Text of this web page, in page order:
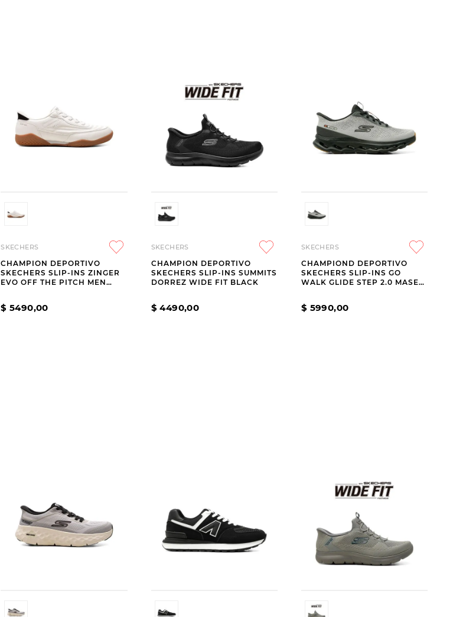
SKECHERS
CHAMPION DEPORTIVO
SKECHERS SLIP-INS ZINGER
EVO OFF THE PITCH MEN
$ 5490,00
SKECHERS
CHAMPION DEPORTIVO
SKECHERS SLIP-INS SUMMITS
DORREZ WIDE FIT BLACK
$ 4490,00
SKECHERS
CHAMPIOND DEPORTIVO
SKECHERS SLIP-INS GO
WALK GLIDE STEP 2.0 MASER
$ 5990,00